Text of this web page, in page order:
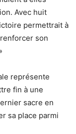
Avec huit
permettrait à
renforcer son
représente
fin à une
sacre en
sa place parmi